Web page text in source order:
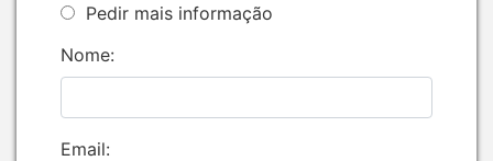
Pedir mais informação
Nome:
Email: